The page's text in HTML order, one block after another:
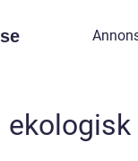
se
ekologisk